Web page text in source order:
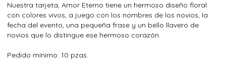
Nuestra tarjeta, Amor Eterno tiene un hermoso diseño floral
con colores vivos, a juego con los nombres de los novios, la
fecha del evento, una pequeña frase y un bello llavero de
novios que lo distingue ese hermoso corazón.
Pedido mínimo: 10 pzas.